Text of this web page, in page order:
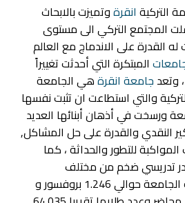
التركية انقرةوتميزت بالابحاث
المجتمع التركي الى مستوى
القدرة على الاندماج مع العالم
المبتكرة التي أحدثت تغييراً
وتعد جامعة انقرةهي الجامعة
والتي استطاعت ان تثبت نفسها
ورسخت في أذهان أبنائها العديد
النقدي والقدرة على حل المشاكل,
للتطور والحداثة ، كما
تدريسي ضخم من مختلف
الاختصاصات فمثلا تملك الجامعة حوالي 1.246 بروفسور و